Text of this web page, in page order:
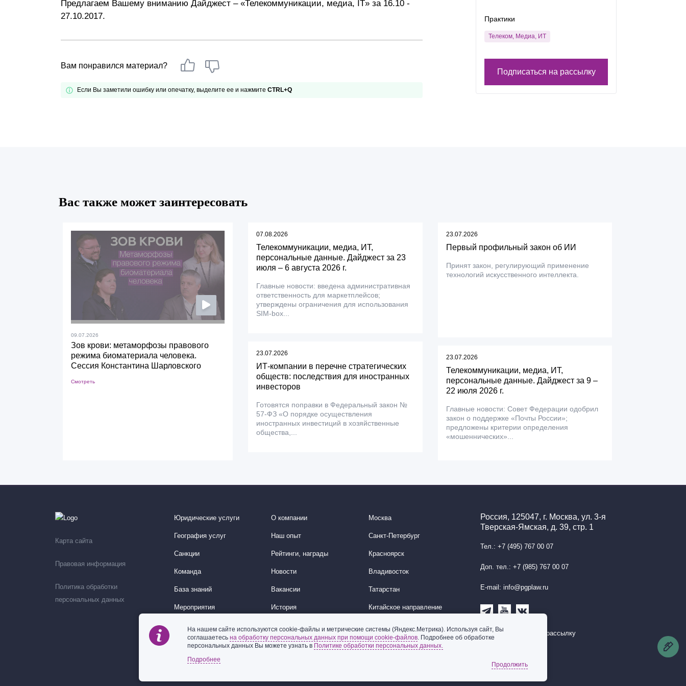
Почему «Пепеляев Групп»?
Социальная
Предлагаем Вашему вниманию Дайджест – «Телекоммуникации, медиа, IT» за 16.10 -
27.10.2017.
Вам понравился материал?
Если Вы заметили ошибку или опечатку, выделите ее и нажмите CTRL+Q
Практики
Телеком, Медиа, ИТ
Подписаться на рассылку
Вас также может заинтересовать
09.07.2026
Зов крови: метаморфозы правового
режима биоматериала человека.
Сессия Константина Шарловского
Смотреть
07.08.2026
Телекоммуникации, медиа, ИТ,
персональные данные. Дайджест за 23
июля – 6 августа 2026 г.
Главные новости: введена административная
ответственность для маркетплейсов;
утверждены ограничения для использования
SIM-box...
23.07.2026
ИТ-компании в перечне стратегических
обществ: последствия для иностранных
инвесторов
Готовятся поправки в Федеральный закон №
57-ФЗ «О порядке осуществления
иностранных инвестиций в хозяйственные
общества,...
23.07.2026
Первый профильный закон об ИИ
Принят закон, регулирующий применение
технологий искусственного интеллекта.
23.07.2026
Телекоммуникации, медиа, ИТ,
персональные данные. Дайджест за 9 –
22 июля 2026 г.
Главные новости: Совет Федерации одобрил
закон о поддержке «Почты России»;
предложены критерии определения
«мошеннических»...
Карта сайта
Правовая информация
Политика обработки
персональных данных
Юридические услуги
География услуг
Санкции
Команда
База знаний
Мероприятия
О компании
Наш опыт
Рейтинги, награды
Новости
Вакансии
История
Москва
Санкт-Петербург
Красноярск
Владивосток
Татарстан
Китайское направление
Корейское направление
Ближний Восток
Россия, 125047, г. Москва, ул. 3-я
Тверская-Ямская, д. 39, стр. 1
Тел.: +7 (495) 767 00 07
Доп. тел.: +7 (985) 767 00 07
E-mail: info@pgplaw.ru
Подписаться на рассылку
На нашем сайте используются cookie-файлы и метрические системы (Яндекс.Метрика). Используя сайт, Вы
соглашаетесь на обработку персональных данных при помощи cookie-файлов. Подробнее об обработке
персональных данных Вы можете узнать в Политике обработки персональных данных.
Подробнее